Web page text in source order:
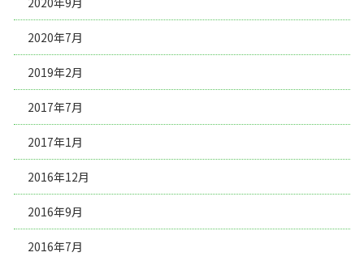
2020年7月
2019年2月
2017年7月
2017年1月
2016年12月
2016年9月
2016年7月